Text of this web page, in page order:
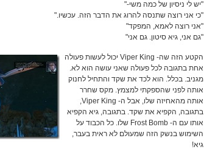
"יש לי ניסיון של כמה משי-"
"כי אני רוצה שתנסה להרוג את הדבר הזה. עכשיו."
"אני רוצה לאמא, המפקד"
"גם אני, גיא סיטון. גם אני"
הקטע הזה שה- Viper King יכול לעשות פעולה
אחת בתגובה לכל פעולה שאני עושה הוא לא.
מגניב. בכלל. הוא לכד את שקד והתחיל לחנוק
אותה לפני שהספקתי למצמץ. מקס שחרר
אותה מהאחיזה שלו, אבל ה- Viper King,
בתגובה, הקפיא את שקד. בתגובה, גיא הקפיא
אותו עם ה- Frost Bomb שלו. כל הכבוד על
השימוש בנשק הזה שמעולם לא ראית בעבר,
גיא!